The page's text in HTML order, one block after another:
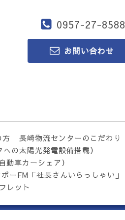
0957-27-8588
お問い合わせ
方
長崎物流センターのこだわり
の太陽光発電設備搭載）
動車カーシェア）
ーFM「社長さんいらっしゃい」
レット